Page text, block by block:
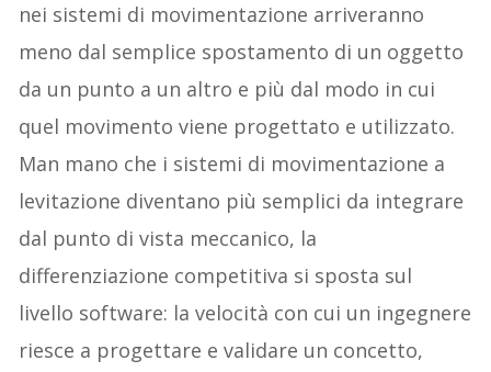
nei sistemi di movimentazione arriveranno
meno dal semplice spostamento di un oggetto
da un punto a un altro e più dal modo in cui
quel movimento viene progettato e utilizzato.
Man mano che i sistemi di movimentazione a
levitazione diventano più semplici da integrare
dal punto di vista meccanico, la
differenziazione competitiva si sposta sul
livello software: la velocità con cui un ingegnere
riesce a progettare e validare un concetto,